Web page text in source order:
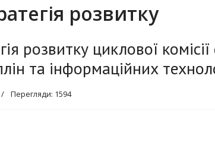
розвитку
розвитку циклової
та інформаційних
Перегляди: 1594